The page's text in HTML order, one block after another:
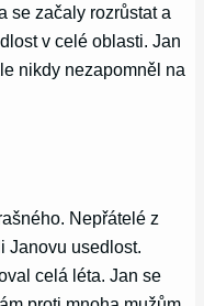
se začaly rozrůstat a
v celé oblasti. Jan
nikdy nezapomněl na
Nepřátelé z
Janovu usedlost.
celá léta. Jan se